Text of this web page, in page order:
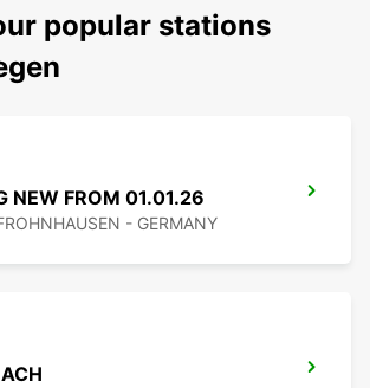
popular stations
NEW FROM 01.01.26
- GERMANY